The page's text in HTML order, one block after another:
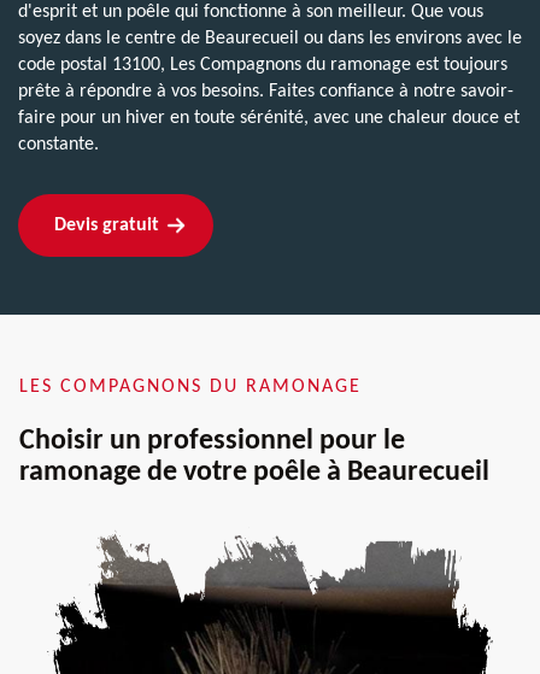
d'esprit et un poêle qui fonctionne à son meilleur. Que vous
soyez dans le centre de Beaurecueil ou dans les environs avec le
code postal 13100, Les Compagnons du ramonage est toujours
prête à répondre à vos besoins. Faites confiance à notre savoir-
faire pour un hiver en toute sérénité, avec une chaleur douce et
constante.
Devis gratuit
LES COMPAGNONS DU RAMONAGE
Choisir un professionnel pour le
ramonage de votre poêle à Beaurecueil